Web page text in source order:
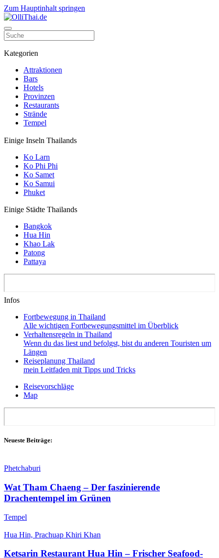
Zum Hauptinhalt springen
Kategorien
Attraktionen
Bars
Hotels
Provinzen
Restaurants
Strände
Tempel
Einige Inseln Thailands
Ko Larn
Ko Phi Phi
Ko Samet
Ko Samui
Phuket
Einige Städte Thailands
Bangkok
Hua Hin
Khao Lak
Patong
Pattaya
Infos
Fortbewegung in Thailand
Alle wichtigen Fortbewegungsmittel im Überblick
Verhaltensregeln in Thailand
Wenn du das liest und befolgst, bist du anderen Touristen um
Längen
Reiseplanung Thailand
mein Leitfaden mit Tipps und Tricks
Reisevorschläge
Map
Neueste Beiträge:
Phetchaburi
Wat Tham Chaeng – Der faszinierende
Drachentempel im Grünen
Tempel
Hua Hin, Prachuap Khiri Khan
Ketsarin Restaurant Hua Hin – Frischer Seafood-